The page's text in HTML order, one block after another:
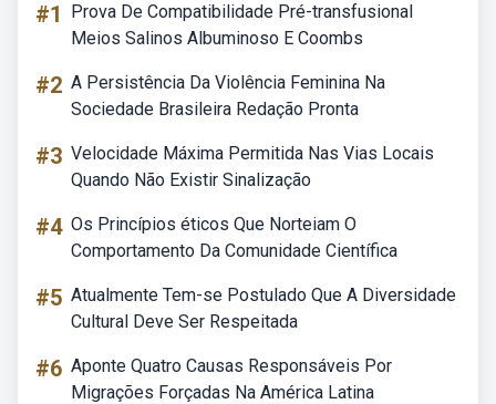
#1
Prova De Compatibilidade Pré-transfusional
Meios Salinos Albuminoso E Coombs
#2 A Persistência Da Violência Feminina Na
Sociedade Brasileira Redação Pronta
#3 Velocidade Máxima Permitida Nas Vias Locais
Quando Não Existir Sinalização
#4 Os Princípios éticos Que Norteiam O
Comportamento Da Comunidade Científica
#5 Atualmente Tem-se Postulado Que A Diversidade
Cultural Deve Ser Respeitada
#6 Aponte Quatro Causas Responsáveis Por
Migrações Forçadas Na América Latina